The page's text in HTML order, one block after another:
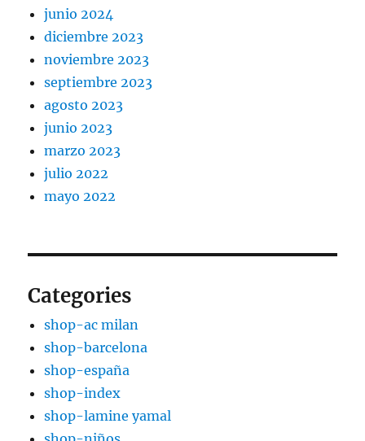
junio 2024
diciembre 2023
noviembre 2023
septiembre 2023
agosto 2023
junio 2023
marzo 2023
julio 2022
mayo 2022
Categories
shop-ac milan
shop-barcelona
shop-españa
shop-index
shop-lamine yamal